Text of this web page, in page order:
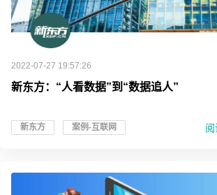
2022-07-27 19:57:26
新东方：“人看数据”到“数据追人”
新东方 案例-互联网